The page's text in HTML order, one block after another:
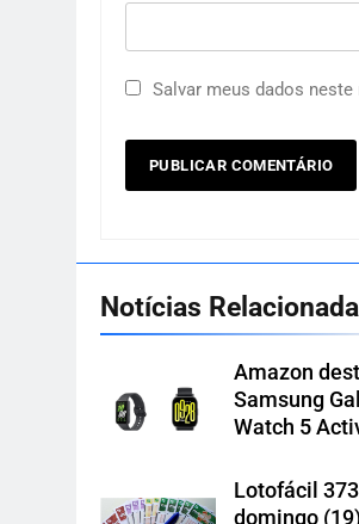
Salvar meus dados
Notícias
Amazon
Samsung
Watch 5
Lotofácil
domingo